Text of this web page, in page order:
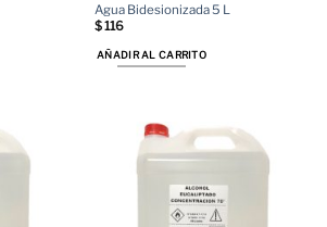
Agua Bidesionizada 5 L
$116
AÑADIR AL CARRITO